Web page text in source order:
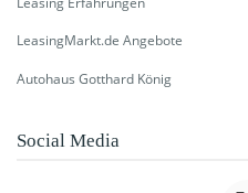
LeasingMarkt.de Angebote
Autohaus Gotthard König
Social Media